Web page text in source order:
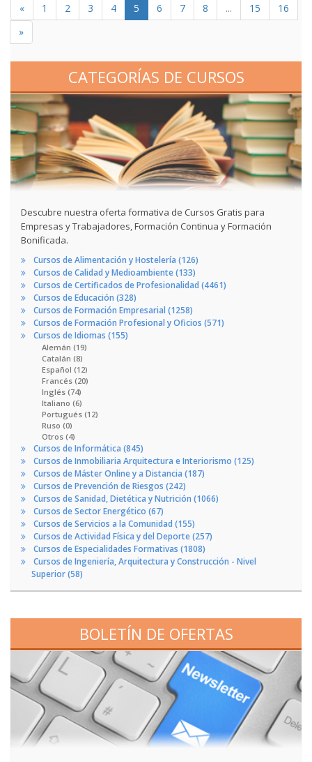
« 1 2 3 4 5 6 7 8 ... 15
16
»
CATEGORÍAS DE CURSOS
Descubre nuestra oferta formativa de Cursos Gratis para
Empresas y Trabajadores, Formación Continua y Formación
Bonificada.
Cursos de Alimentación y Hostelería (126)
Cursos de Calidad y Medioambiente (133)
Cursos de Certificados de Profesionalidad (4461)
Cursos de Educación (328)
Cursos de Formación Empresarial (1258)
Cursos de Formación Profesional y Oficios (571)
Cursos de Idiomas (155)
Alemán (19)
Catalán (8)
Español (12)
Francés (20)
Inglés (74)
Italiano (6)
Portugués (12)
Ruso (0)
Otros (4)
Cursos de Informática (845)
Cursos de Inmobiliaria Arquitectura e Interiorismo (125)
Cursos de Máster Online y a Distancia (187)
Cursos de Prevención de Riesgos (242)
Cursos de Sanidad, Dietética y Nutrición (1066)
Cursos de Sector Energético (67)
Cursos de Servicios a la Comunidad (155)
Cursos de Actividad Física y del Deporte (257)
Cursos de Especialidades Formativas (1808)
Cursos de Ingeniería, Arquitectura y Construcción - Nivel
Superior (58)
BOLETÍN DE OFERTAS